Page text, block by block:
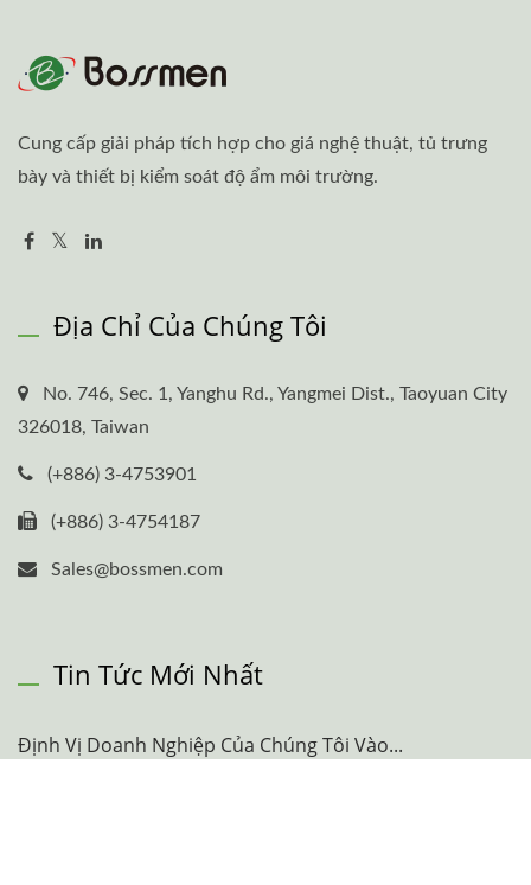
Cung cấp giải pháp tích hợp cho giá nghệ thuật, tủ trưng
bày và thiết bị kiểm soát độ ẩm môi trường.
Địa Chỉ Của Chúng Tôi
No. 746, Sec. 1, Yanghu Rd., Yangmei Dist., Taoyuan City
326018, Taiwan
(+886) 3-4753901
(+886) 3-4754187
Sales@bossmen.com
Tin Tức Mới Nhất
Định Vị Doanh Nghiệp Của Chúng Tôi Vào...